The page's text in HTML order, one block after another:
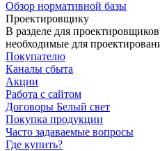
Обзор нормативной базы
Проектировщику
В разделе для
необходимые для
Покупателю
Каналы сбыта
Акции
Работа с сайтом
Договоры Белый свет
Покупка продукции
Часто задаваемые вопросы
Где купить?